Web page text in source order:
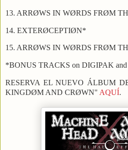
13. ARRØWS IN WØRDS FRØM
14. EXTERØCEPTIØN*
15. ARRØWS IN WØRDS FRØM
*BONUS TRACKS on DIGIPAK
RESERVA EL NUEVO ÁLBUM
KINGDØM AND CRØWN" AQUÍ.